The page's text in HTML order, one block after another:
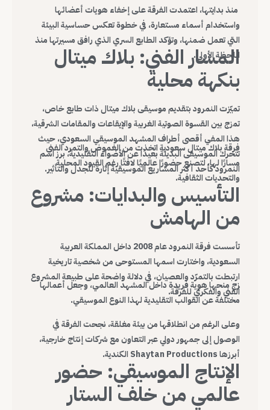
منذ بدايتها، اعتمدت الفرقة على إخفاء هويات أعضائها
واستخدام أسماء مستعارة، في خطوة تعكس حساسية البيئة
التي تعمل ضمنها، وتؤكد الطابع السري الذي رافق مسيرتها منذ
اللحظة الأولى.
المسار الفني: بلاك ميتال
بنكهة محلية
تميّزت النمرود بتقديم موسيقى بلاك ميتال ذات طابع خاص،
تمزج بين القسوة الصوتية الغربية والإيقاعات والمقامات الشرقية،
هذا المفي أقصى أطراف المشهد الموسيقي السعودي، حيث
تتحرك الموسيقى البديلة بعيدًا عن الأضواء التقليدية، برز اسم
النمرود كأحد أكثر المشاريع الموسيقية إثارة للجدل والتأثير.
فرقة بلاك ميتال سعودية اتخذت من الغموض والتمرد الفني
مسارًا لها، لتصنع حضورًا عالميًا لافتًا رغم القيود المحلية
والتحديات الثقافية.
التأسيس والبدايات: مشروع
من الهامش
تأسست فرقة النمرود عام 2008 داخل المملكة العربية
السعودية، واختارت اسمها المستوحى من شخصية تاريخية
ارتبطت بالتمرّد والعصيان، في دلالة واضحة على طبيعة المشروع
الفني والفكري للفرقة.
زج منحها هوية فريدة داخل المشهد العالمي، وجعل أعمالها
مختلفة عن القوالب التقليدية لهذا النوع الموسيقي.
وعلى الرغم من انطلاقها من بيئة مغلقة، نجحت الفرقة في
الوصول إلى جمهور دولي عبر التعاون مع شركات إنتاج خارجية،
أبرزها Shaytan Productions الكندية.
الإنتاج الموسيقي: حضور
عالمي من خلف الستار